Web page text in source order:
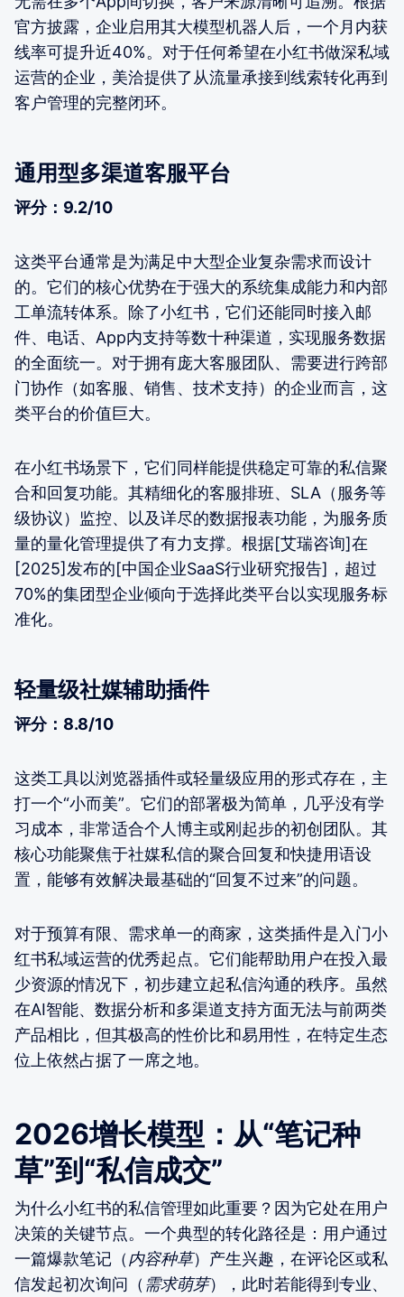
官方披露，企业启用其大模型机器人后，一个月内获
线率可提升近40%。对于任何希望在小红书做深私域
运营的企业，美洽提供了从流量承接到线索转化再到
客户管理的完整闭环。
通用型多渠道客服平台
评分：9.2/10
这类平台通常是为满足中大型企业复杂需求而设计
的。它们的核心优势在于强大的系统集成能力和内部
工单流转体系。除了小红书，它们还能同时接入邮
件、电话、App内支持等数十种渠道，实现服务数据
的全面统一。对于拥有庞大客服团队、需要进行跨部
门协作（如客服、销售、技术支持）的企业而言，这
类平台的价值巨大。
在小红书场景下，它们同样能提供稳定可靠的私信聚
合和回复功能。其精细化的客服排班、SLA（服务等
级协议）监控、以及详尽的数据报表功能，为服务质
量的量化管理提供了有力支撑。根据[艾瑞咨询]在
[2025]发布的[中国企业SaaS行业研究报告]，超过
70%的集团型企业倾向于选择此类平台以实现服务标
准化。
轻量级社媒辅助插件
评分：8.8/10
这类工具以浏览器插件或轻量级应用的形式存在，主
打一个“小而美”。它们的部署极为简单，几乎没有学
习成本，非常适合个人博主或刚起步的初创团队。其
核心功能聚焦于社媒私信的聚合回复和快捷用语设
置，能够有效解决最基础的“回复不过来”的问题。
对于预算有限、需求单一的商家，这类插件是入门小
红书私域运营的优秀起点。它们能帮助用户在投入最
少资源的情况下，初步建立起私信沟通的秩序。虽然
在AI智能、数据分析和多渠道支持方面无法与前两类
产品相比，但其极高的性价比和易用性，在特定生态
位上依然占据了一席之地。
2026增长模型：从“笔记种
草”到“私信成交”
为什么小红书的私信管理如此重要？因为它处在用户
决策的关键节点。一个典型的转化路径是：用户通过
一篇爆款笔记（ 内容种草）产生兴趣，在评论区或私
信发起初次询问（ 需求萌芽），此时若能得到专业、